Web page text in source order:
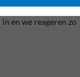
en we reageren zo